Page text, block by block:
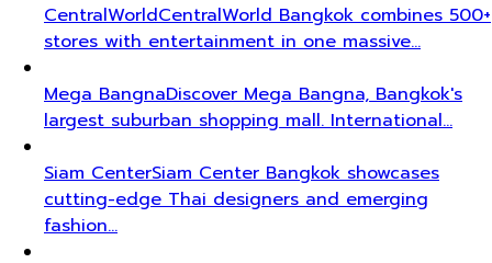
CentralWorldCentralWorld Bangkok combines 500+
stores with entertainment in one massive…
Mega BangnaDiscover Mega Bangna, Bangkok's
largest suburban shopping mall. International…
Siam CenterSiam Center Bangkok showcases
cutting-edge Thai designers and emerging
fashion…